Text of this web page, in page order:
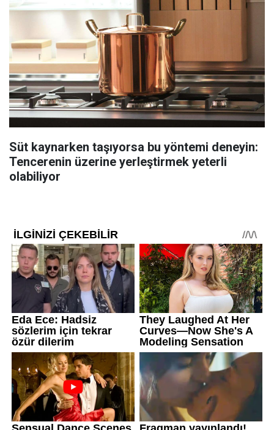
Süt kaynarken taşıyorsa bu yöntemi deneyin:
Tencerenin üzerine yerleştirmek yeterli
olabiliyor